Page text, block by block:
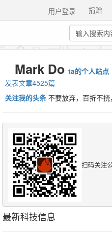
捐赠
用户登录
Mark Do ta的个人站点
发表文章4525篇
关注我的头条 不要放弃，百折不挠
扫码关注
最新科技信息